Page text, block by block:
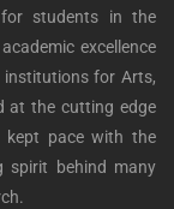
students in the
excellence
for Arts,
at the cutting edge
kept pace with the
spirit behind many